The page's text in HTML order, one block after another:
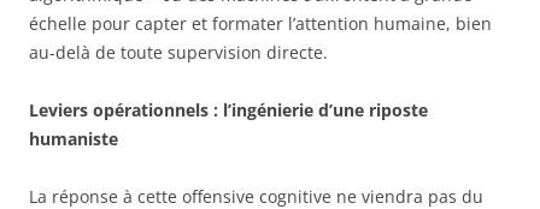
échelle pour capter et formater l’attention humaine, bien
au-delà de toute supervision directe.
Leviers opérationnels : l’ingénierie d’une riposte
humaniste
La réponse à cette offensive cognitive ne viendra pas du